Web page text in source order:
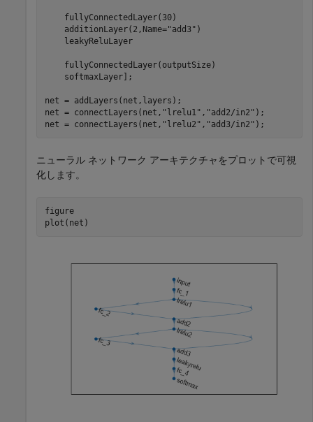
    fullyConnectedLayer(30)
    additionLayer(2,Name=
"add3" )
    leakyReluLayer
    fullyConnectedLayer(outputSize)
    softmaxLayer];
net = addLayers(net,layers);
net = connectLayers(net, "lrelu1" , "add2/in2" );
net = connectLayers(net, "lrelu2" , "add3/in2" );
ニューラル ネットワーク アーキテクチャをプロットで可視
化します。
figure
plot(net)